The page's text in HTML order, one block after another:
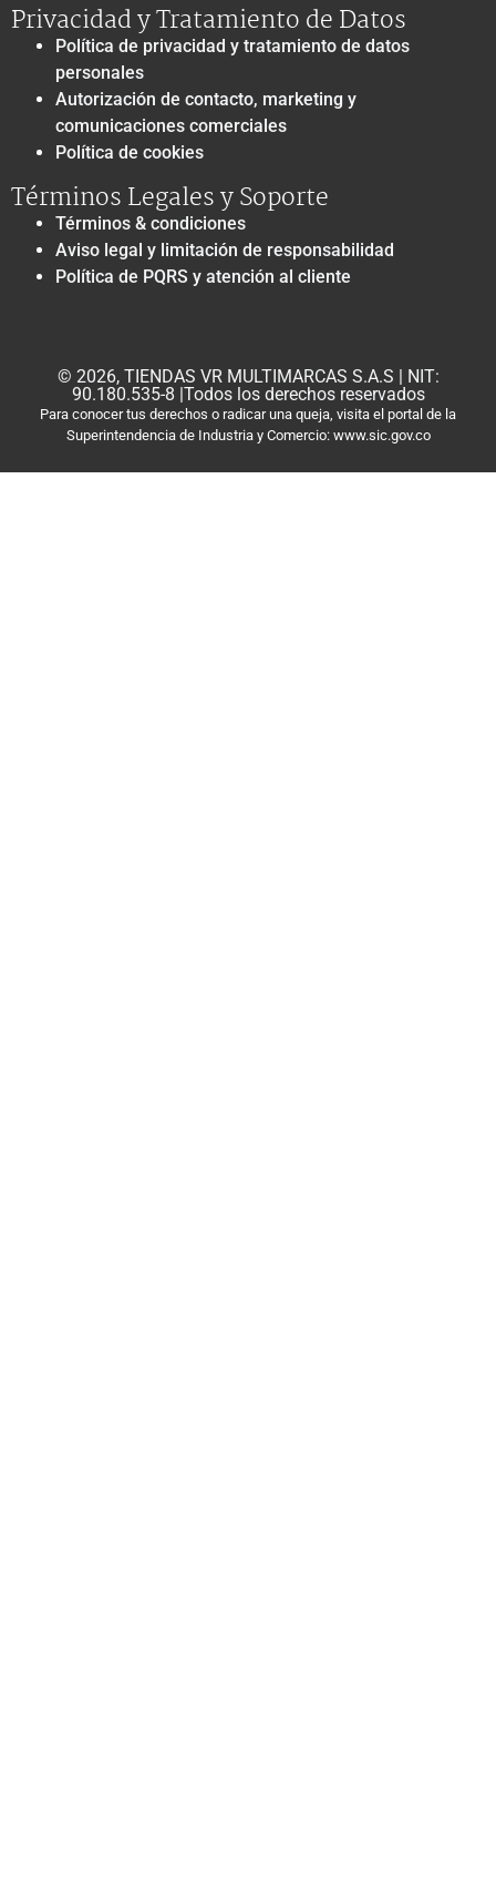
Privacidad y Tratamiento de Datos
Política de privacidad y tratamiento de datos
personales
Autorización de contacto, marketing y
comunicaciones comerciales
Política de cookies
Términos Legales y Soporte
Términos & condiciones
Aviso legal y limitación de responsabilidad
Política de PQRS y atención al cliente
© 2026, TIENDAS VR MULTIMARCAS S.A.S | NIT:
90.180.535-8 |Todos los derechos reservados
Para conocer tus derechos o radicar una queja, visita el portal de la
Superintendencia de Industria y Comercio: www.sic.gov.co